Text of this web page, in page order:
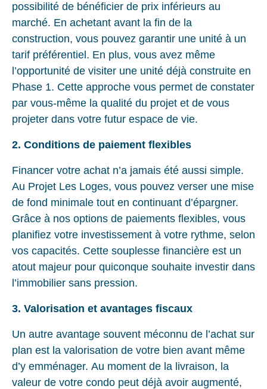
possibilité de bénéficier de prix inférieurs au
marché. En achetant avant la fin de la
construction, vous pouvez garantir une unité à un
tarif préférentiel. En plus, vous avez même
l’opportunité de visiter une unité déjà construite en
Phase 1. Cette approche vous permet de constater
par vous-même la qualité du projet et de vous
projeter dans votre futur espace de vie.
2. Conditions de paiement flexibles
Financer votre achat n’a jamais été aussi simple.
Au Projet Les Loges, vous pouvez verser une mise
de fond minimale tout en continuant d’épargner.
Grâce à nos options de paiements flexibles, vous
planifiez votre investissement à votre rythme, selon
vos capacités. Cette souplesse financière est un
atout majeur pour quiconque souhaite investir dans
l’immobilier sans pression.
3. Valorisation et avantages fiscaux
Un autre avantage souvent méconnu de l’achat sur
plan est la valorisation de votre bien avant même
d’y emménager. Au moment de la livraison, la
valeur de votre condo peut déjà avoir augmenté,